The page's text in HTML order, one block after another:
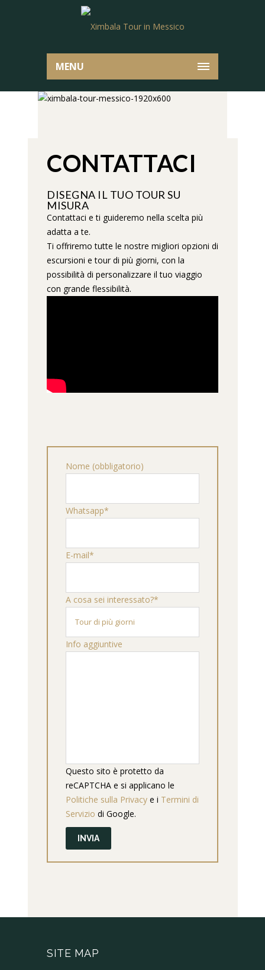
MENU
CONTATTACI
DISEGNA IL TUO TOUR SU
MISURA
Contattaci e ti guideremo nella scelta più
adatta a te.
Ti offriremo tutte le nostre migliori opzioni di
escursioni e tour di più giorni, con la
possibilità di personalizzare il tuo viaggio
con grande flessibilità.
Nome (obbligatorio)
Whatsapp*
E-mail*
A cosa sei interessato?*
Info aggiuntive
Questo sito è protetto da
reCAPTCHA e si applicano le
Politiche sulla Privacy e i Termini di
Servizio di Google.
SITE MAP